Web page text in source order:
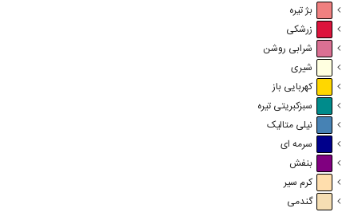
بژ تیره
زرشکی
شرابی روشن
شیری
کهربایی باز
سبزکبریتی تیره
نیلی متالیک
سرمه ای
بنفش
کرم سیر
گندمی